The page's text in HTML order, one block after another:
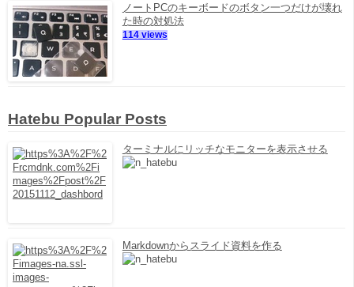
ノートPCのキーボードのボタン一つだけが壊れ
た時の対処法
114 views
Hatebu Popular Posts
ターミナルにリッチなモニターを表示させる
Markdownからスライド資料を作る